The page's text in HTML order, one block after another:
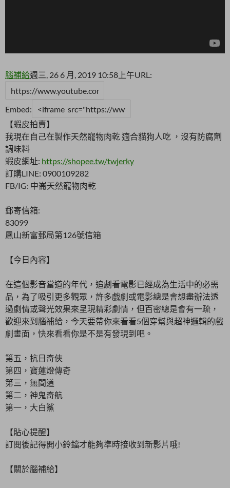
腦補給週三, 26 6 月, 2019 10:58上午URL:
Embed:
【蝦皮拍賣】
我現在自己在製作天然寵物肉乾 適合貓狗人吃 ，沒有防腐劑
調味料
蝦皮網址: https://shopee.tw/twjerky
訂購LINE: 0900109282
FB/IG: 中崙天然寵物肉乾
郵寄信箱:
83099
鳳山新富郵局第126號信箱
【今日內容】
在這個影音當道的年代，追劇看電影已經成為生活中的必需
品，為了吸引更多觀眾，許多戲劇或電影總是會想盡辦法透
過劇情或聲光效果來呈現精彩劇情，但百密總是會有一疏，
歡迎來到腦補給，今天要帶你來看看5個穿幫與超神邏輯的戲
劇畫面，快來看看你是不是有發現到吧。
第五，抗日奇俠
第四，寶蓮燈傳奇
第三，無間道
第二，神鬼奇航
第一，大白鯊
【貼心提醒】
訂閱後記得開小鈴鐺才能夠準時接收到新影片哦!
【關於腦補給】